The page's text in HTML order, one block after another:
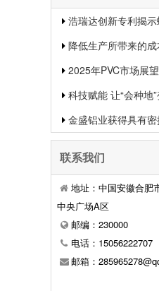
浩瑞达创新专利揭示蜂窝板
降低生产所带来的成本的黑科技！嘉兴中集
2025年PVC市场展望：
科技赋能 让“会种地
金盛铝业获得具有密拼型材结构铝蜂窝
联系我们
地址：中国安徽合肥
中央广场A区
邮编：230000
电话：15056222707
邮箱：